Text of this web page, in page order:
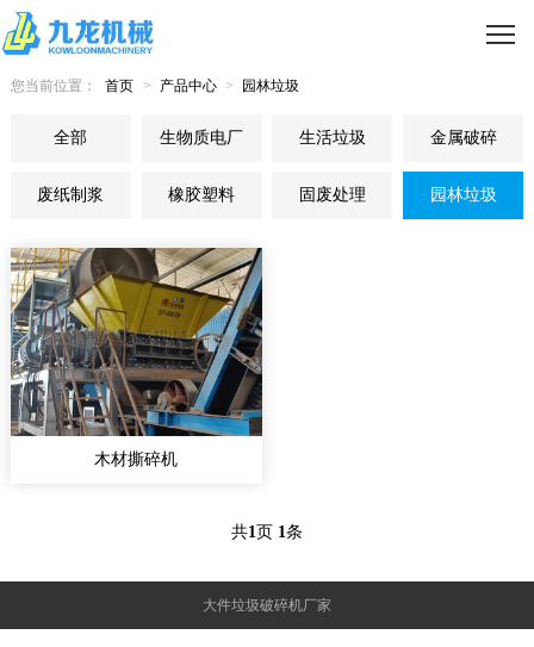
您当前位置： 首页 > 产品中心 > 园林垃圾
全部 生物质电厂 生活垃圾 金属破碎
废纸制浆 橡胶塑料 固废处理 园林垃圾
木材撕碎机
共1 页 1 条
大件垃圾破碎机厂家